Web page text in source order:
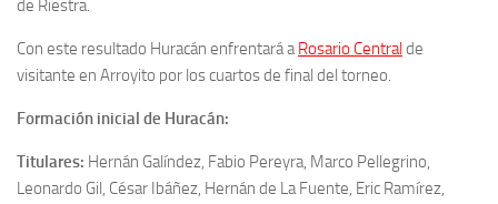
de Riestra.
Con este resultado Huracán enfrentará aRosario Centralde
visitante en Arroyito por los cuartos de final del torneo.
Formación inicial de Huracán:
Titulares: Hernán Galíndez, Fabio Pereyra, Marco Pellegrino,
Leonardo Gil, César Ibáñez, Hernán de La Fuente, Eric Ramírez,